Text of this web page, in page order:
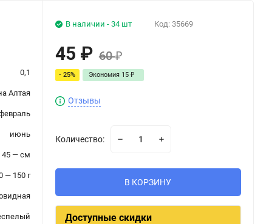
0,1
Алтая
июнь
45 — см
— 150 г
В наличии - 34 шт Код: 35669
45 ₽ 60₽
- 25% Экономия 15 ₽
Отзывы
Количество:
В КОРЗИНУ
Доступные скидки